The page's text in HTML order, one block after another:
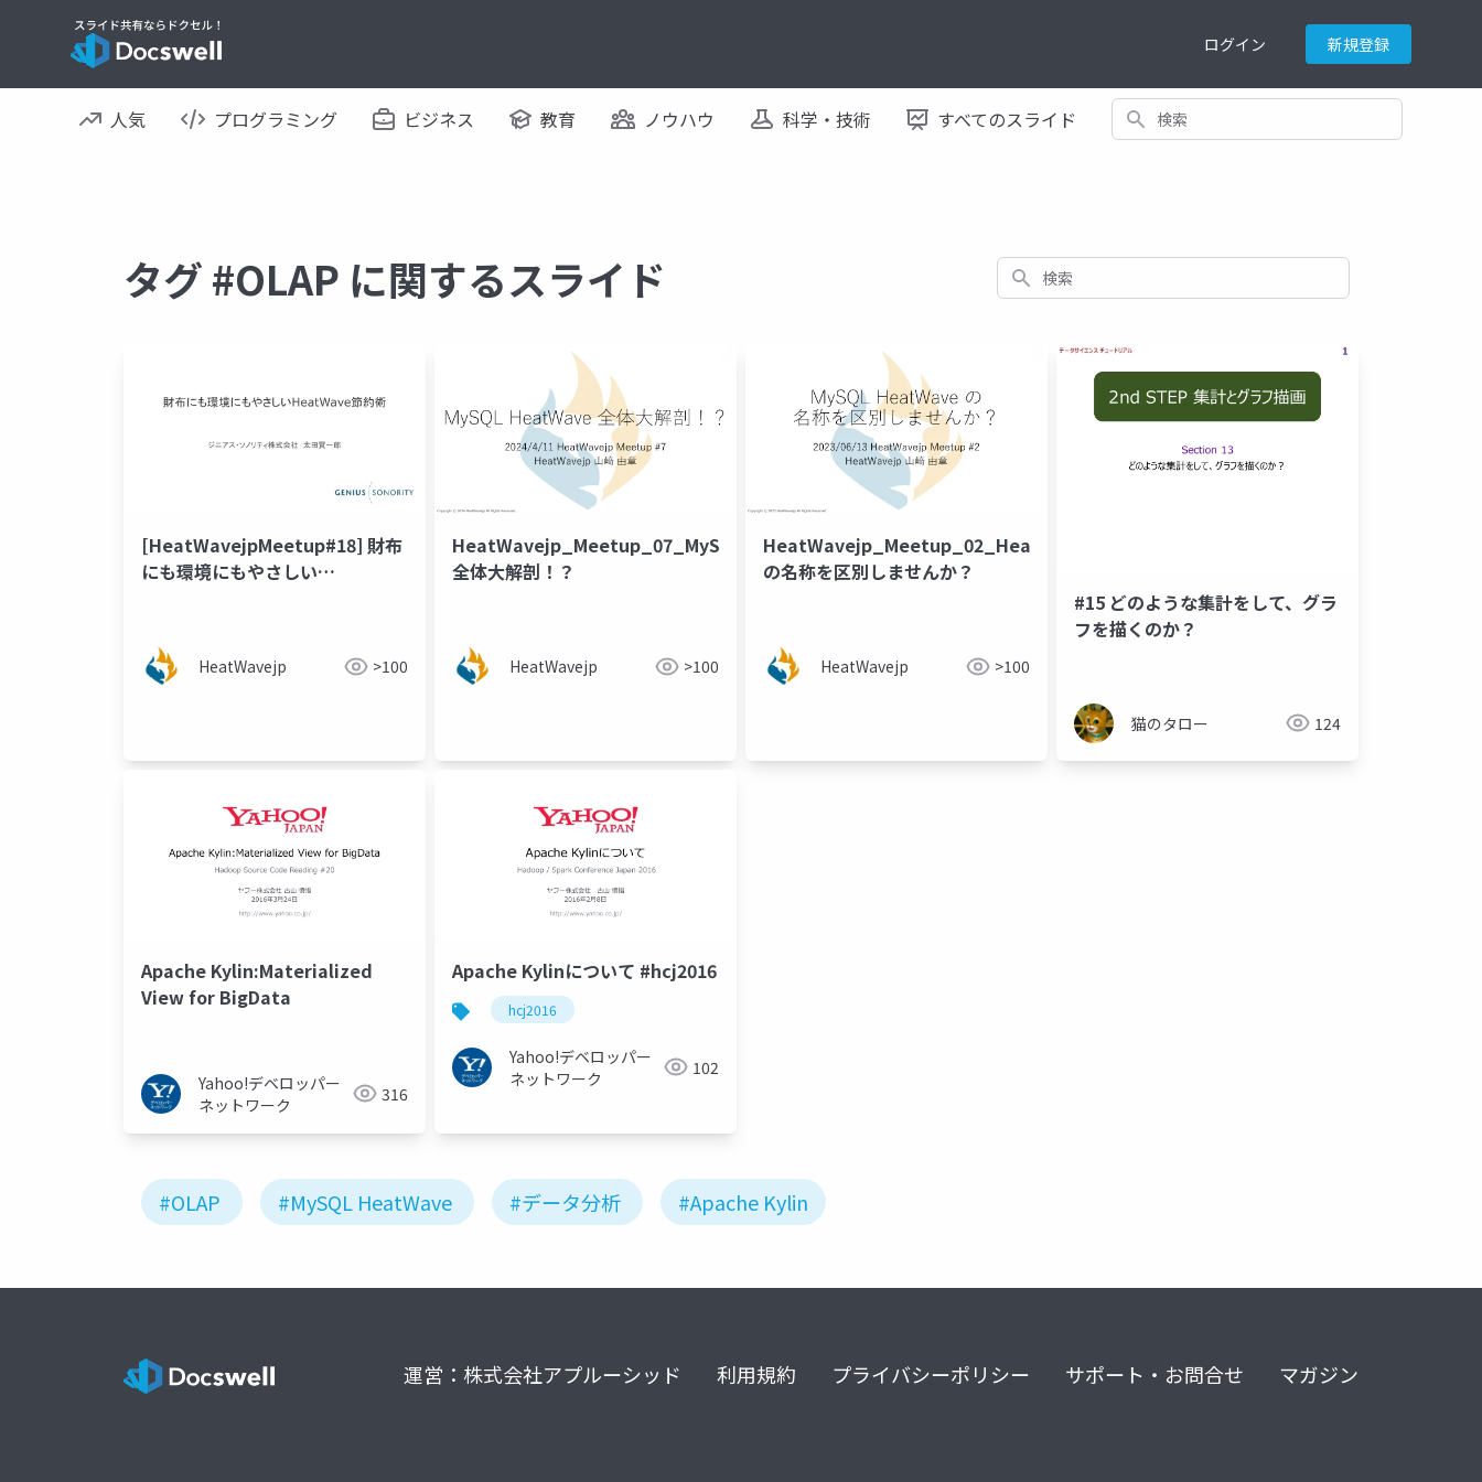
ログイン 新規登録
人気 プログラミング ビジネス 教育 ノウハウ 科学・技術 すべてのスライド 検索
タグ #OLAP に関するスライド 検索
[HeatWavejpMeetup#18] 財布
にも環境にもやさしい
社)]
HeatWavejp >100
HeatWavejp_Meetup_07_MySQL_HeatWave_
全体大解剖！？
HeatWavejp >100
HeatWavejp_Meetup_02_HeatWave
の名称を区別しませんか？
HeatWavejp >100
#15 どのような集計をして、グラ
フを描くのか？
猫のタロー 124
Apache Kylin:Materialized
View for BigData
Yahoo!デベロッパー
ネットワーク
316
Apache Kylinについて #hcj2016
hcj2016
Yahoo!デベロッパー
ネットワーク
102
#OLAP #MySQL HeatWave #データ分析 #Apache Kylin
運営：株式会社アプルーシッド 利用規約 プライバシーポリシー サポート・お問合せ マガジン